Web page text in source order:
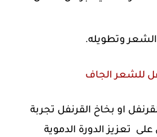
وتطويله.
للشعر الجاف
او بخاخ القرنفل تجربة
تعزيز الدورة الدموية